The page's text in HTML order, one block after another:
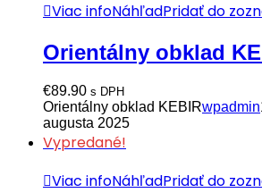
Viac infoNáhľadPridať do
Orientálny obklad
€89.90 s DPH
Orientálny obklad KEBIRwpadmin
augusta 2025
Vypredané!
Viac infoNáhľadPridať do